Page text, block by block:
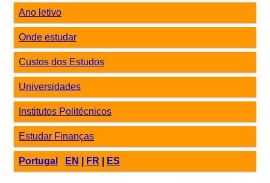
Ano letivo
Onde estudar
Custos dos Estudos
Universidades
Institutos Politécnicos
Estudar Finanças
Portugal EN FR ES